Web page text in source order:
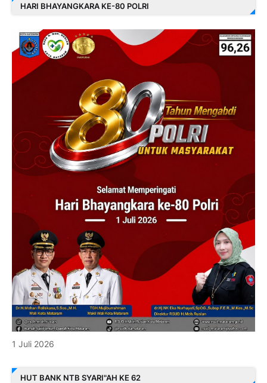
HARI BHAYANGKARA KE-80 POLRI
1 Juli 2026
HUT BANK NTB SYARI"AH KE 62